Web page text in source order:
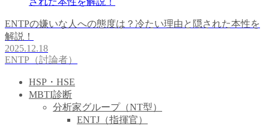
ENTPの嫌いな人への態度は？冷たい理由と隠された本性を
解説！
2025.12.18
ENTP（討論者）
HSP・HSE
MBTI診断
分析家グループ（NT型）
ENTJ（指揮官）